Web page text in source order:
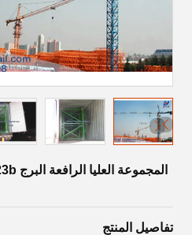
تفاصيل المنتج